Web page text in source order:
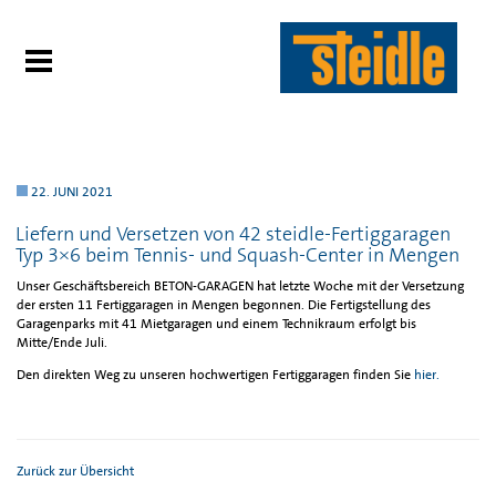
22. JUNI 2021
Liefern und Versetzen von 42 steidle-Fertiggaragen
Typ 3×6 beim Tennis- und Squash-Center in Mengen
Unser Geschäftsbereich BETON-GARAGEN hat letzte Woche mit der Versetzung
der ersten 11 Fertiggaragen in Mengen begonnen. Die Fertigstellung des
Garagenparks mit 41 Mietgaragen und einem Technikraum erfolgt bis
Mitte/Ende Juli.
Den direkten Weg zu unseren hochwertigen Fertiggaragen finden Sie hier.
Zurück zur Übersicht